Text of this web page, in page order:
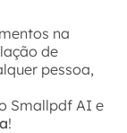
na
de
pessoa,
Smallpdf AI e
!